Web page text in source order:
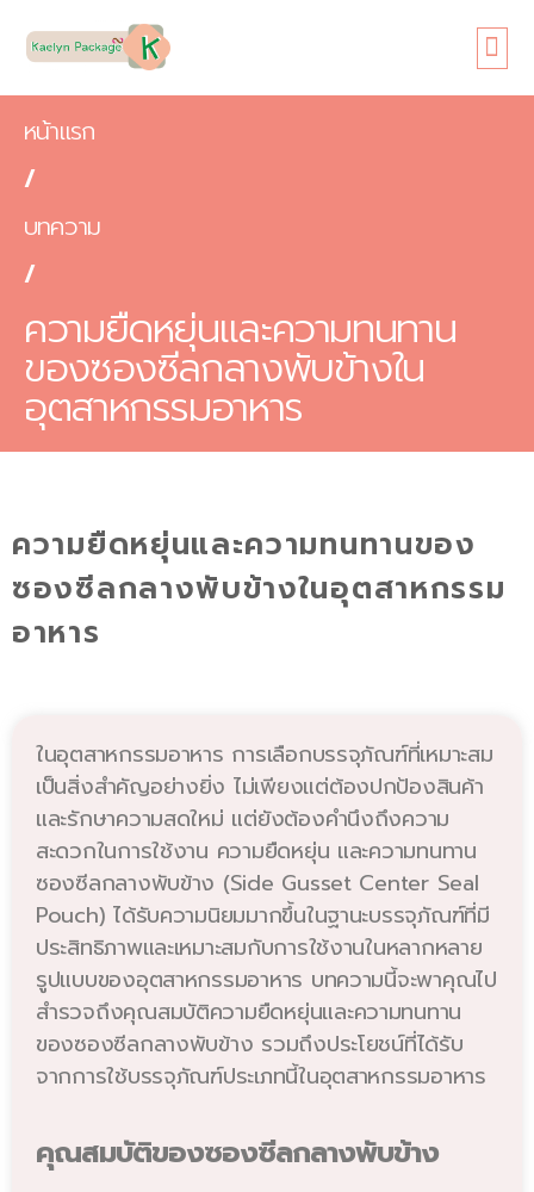
หน้าแรก
/
บทความ
/
ความยืดหยุ่นและความทนทาน
ของซองซีลกลางพับข้างใน
อุตสาหกรรมอาหาร
ความยืดหยุ่นและความทนทานของ
ซองซีลกลางพับข้างในอุตสาหกรรม
อาหาร
ในอุตสาหกรรมอาหาร การเลือกบรรจุภัณฑ์ที่เหมาะสม
เป็นสิ่งสำคัญอย่างยิ่ง ไม่เพียงแต่ต้องปกป้องสินค้า
และรักษาความสดใหม่ แต่ยังต้องคำนึงถึงความ
สะดวกในการใช้งาน ความยืดหยุ่น และความทนทาน
ซองซีลกลางพับข้าง (Side Gusset Center Seal
Pouch) ได้รับความนิยมมากขึ้นในฐานะบรรจุภัณฑ์ที่มี
ประสิทธิภาพและเหมาะสมกับการใช้งานในหลากหลาย
รูปแบบของอุตสาหกรรมอาหาร บทความนี้จะพาคุณไป
สำรวจถึงคุณสมบัติความยืดหยุ่นและความทนทาน
ของซองซีลกลางพับข้าง รวมถึงประโยชน์ที่ได้รับ
จากการใช้บรรจุภัณฑ์ประเภทนี้ในอุตสาหกรรมอาหาร
คุณสมบัติของซองซีลกลางพับข้าง